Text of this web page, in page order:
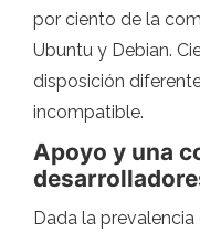
por ciento de la
Ubuntu y Debian.
disposición
incompatible.
Apoyo y una
Dada la